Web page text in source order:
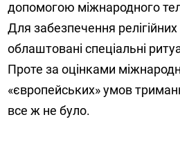
допомогою міжнародного
Для забезпечення
облаштовані спеціальні
Проте за оцінками
«європейських» умов
все ж не було.